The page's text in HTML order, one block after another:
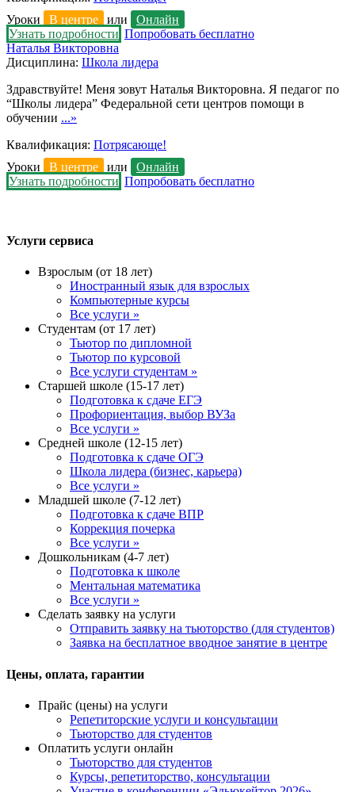
Уроки
В центре или
Онлайн
Узнать подробности Попробовать бесплатно
Наталья Викторовна
Дисциплина: Школа лидера
Здравствуйте! Меня зовут Наталья Викторовна. Я педагог по
“Школы лидера” Федеральной сети центров помощи в
обучении ...»
Квалификация: Потрясающе!
Уроки
В центре или
Онлайн
Узнать подробности Попробовать бесплатно
Услуги сервиса
Взрослым (от 18 лет)
Иностранный язык для взрослых
Компьютерные курсы
Все услуги »
Студентам (от 17 лет)
Тьютор по дипломной
Тьютор по курсовой
Все услуги студентам »
Старшей школе (15-17 лет)
Подготовка к сдаче ЕГЭ
Профориентация, выбор ВУЗа
Все услуги »
Средней школе (12-15 лет)
Подготовка к сдаче ОГЭ
Школа лидера (бизнес, карьера)
Все услуги »
Младшей школе (7-12 лет)
Подготовка к сдаче ВПР
Коррекция почерка
Все услуги »
Дошкольникам (4-7 лет)
Подготовка к школе
Ментальная математика
Все услуги »
Сделать заявку на услуги
Отправить заявку на тьюторство (для студентов)
Заявка на бесплатное вводное занятие в центре
Цены, оплата, гарантии
Прайс (цены) на услуги
Репетиторские услуги и консультации
Тьюторство для студентов
Оплатить услуги онлайн
Тьюторство для студентов
Курсы, репетиторство, консультации